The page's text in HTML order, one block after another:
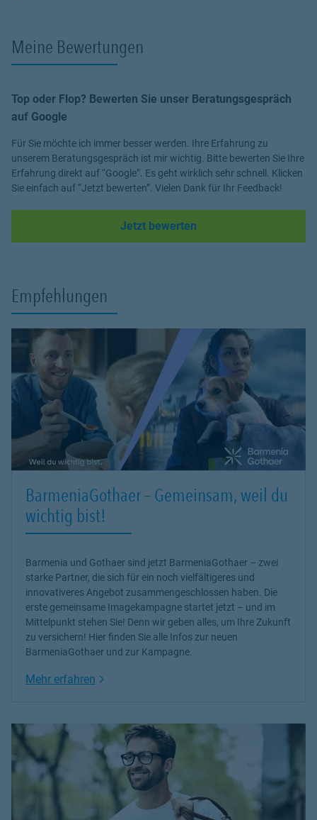
Meine Bewertungen
Top oder Flop? Bewerten Sie unser Beratungsgespräch
auf Google
Für Sie möchte ich immer besser werden. Ihre Erfahrung zu
unserem Beratungsgespräch ist mir wichtig. Bitte bewerten Sie Ihre
Erfahrung direkt auf “Google”. Es geht wirklich sehr schnell. Klicken
Sie einfach auf “Jetzt bewerten”. Vielen Dank für Ihr Feedback!
Jetzt bewerten
Empfehlungen
BarmeniaGothaer – Gemeinsam, weil du
wichtig bist!
Barmenia und Gothaer sind jetzt BarmeniaGothaer – zwei
starke Partner, die sich für ein noch vielfältigeres und
innovativeres Angebot zusammengeschlossen haben. Die
erste gemeinsame Imagekampagne startet jetzt – und im
Mittelpunkt stehen Sie! Denn wir geben alles, um Ihre Zukunft
zu versichern! Hier finden Sie alle Infos zur neuen
BarmeniaGothaer und zur Kampagne.
Mehr erfahren Link Opens in New Tab